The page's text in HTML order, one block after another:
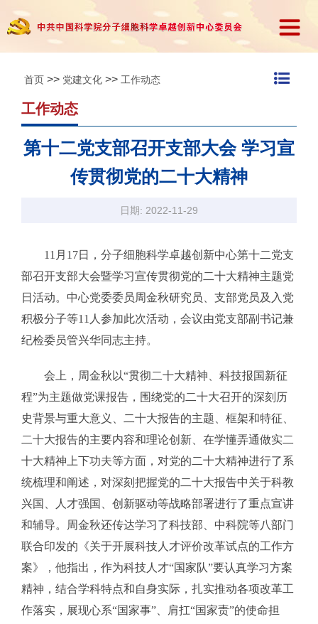
首页 >> 党建文化 >> 工作动态
工作动态
第十二党支部召开支部大会 学习宣
传贯彻党的二十大精神
日期: 2022-11-29
11月17日，分子细胞科学卓越创新中心第十二党支
部召开支部大会暨学习宣传贯彻党的二十大精神主题党
日活动。中心党委委员周金秋研究员、支部党员及入党
积极分子等11人参加此次活动，会议由党支部副书记兼
纪检委员管兴华同志主持。
会上，周金秋以“贯彻二十大精神、科技报国新征
程”为主题做党课报告，围绕党的二十大召开的深刻历
史背景与重大意义、二十大报告的主题、框架和特征、
二十大报告的主要内容和理论创新、在学懂弄通做实二
十大精神上下功夫等方面，对党的二十大精神进行了系
统梳理和阐述，对深刻把握党的二十大报告中关于科教
兴国、人才强国、创新驱动等战略部署进行了重点宣讲
和辅导。周金秋还传达学习了科技部、中科院等八部门
联合印发的《关于开展科技人才评价改革试点的工作方
案》，他指出，作为科技人才“国家队”要认真学习方案
精神，结合学科特点和自身实际，扎实推动各项改革工
作落实，展现心系“国家事”、肩扛“国家责”的使命担